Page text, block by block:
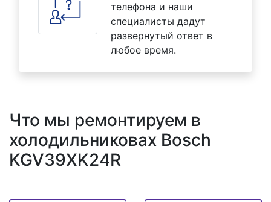
телефона и наши
специалисты дадут
развернутый ответ в
любое время.
Что мы ремонтируем в
холодильниковах Bosch
KGV39XK24R